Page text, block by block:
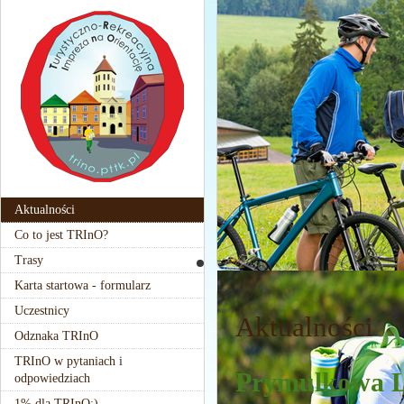
Aktualności
Co to jest TRInO?
Trasy
Karta startowa - formularz
Uczestnicy
Odznaka TRInO
TRInO w pytaniach i
odpowiedziach
Aktualności
Prymulkowa